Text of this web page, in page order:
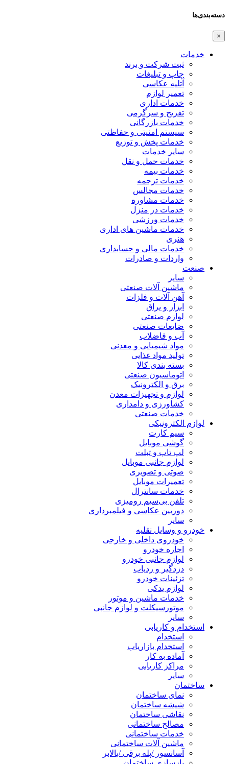
دسته‌بندی‌ها
×
خدمات
ثبت شرکت و برند
چاپ و تبلیغات
آتلیه عکاسی
تعمیر لوازم
خدمات اداری
تفریح و سرگرمی
خدمات بازرگانی
سیستم امنیتی و حفاظتی
خدمات پخش و توزیع
سایر خدمات
خدمات حمل و نقل
خدمات بیمه
خدمات ترجمه
خدمات مجالس
خدمات مشاوره
خدمات در منزل
خدمات ورزشی
خدمات ماشین های اداری
هنری
خدمات مالی و حسابداری
واردات و صادرات
صنعت
سایر
ماشین آلات صنعتی
آهن آلات و فلزات
ابزار و یراق
لوازم صنعتی
ضایعات صنعتی
آب و فاضلاب
مواد شیمیایی و معدنی
تولید مواد غذایی
بسته بندی کالا
اتوماسیون صنعتی
برق و الکترونیک
لوازم و تجهیزات معدن
کشاورزی و دامداری
خدمات صنعتی
لوازم الکترونیکی
سیم کارت
گوشی موبایل
لپ تاپ و تبلت
لوازم جانبی موبایل
صوتی و تصویری
تعمیرات موبایل
خدمات سانترال
تلفن بی‌سیم رومیزی
دوربین عکاسی و فیلمبرداری
سایر
خودرو و وسایل نقلیه
خودروی داخلی و خارجی
اجاره خودرو
لوازم جانبی خودرو
دزدگیر و ردیاب
تزئینات خودرو
لوازم یدکی
خدمات ماشین و موتور
موتورسیکلت و لوازم جانبی
سایر
استخدام و کاریابی
استخدام
استخدام بازاریاب
آماده به کار
مراکز کاریابی
سایر
ساختمان
نمای ساختمان
شیشه ساختمان
نقاشی ساختمان
مصالح ساختمانی
خدمات ساختمانی
ماشین آلات ساختمانی
آسانسور /پله برقی /بالابر